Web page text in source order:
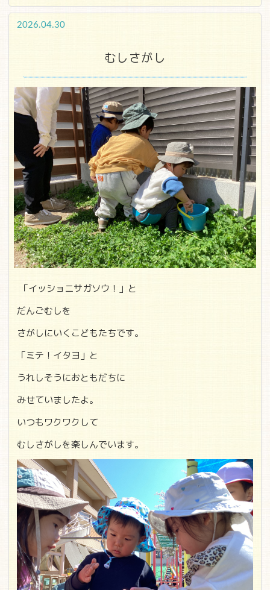
2026.04.30
むしさがし
「イッショニサガソウ！」と
だんごむしを
さがしにいくこどもたちです。
「ミテ！イタヨ」と
うれしそうにおともだちに
みせていましたよ。
いつもワクワクして
むしさがしを楽しんでいます。